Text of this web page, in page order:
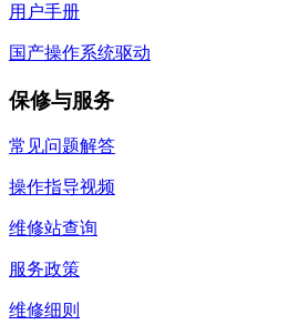
用户手册
国产操作系统驱动
保修与服务
常见问题解答
操作指导视频
维修站查询
服务政策
维修细则